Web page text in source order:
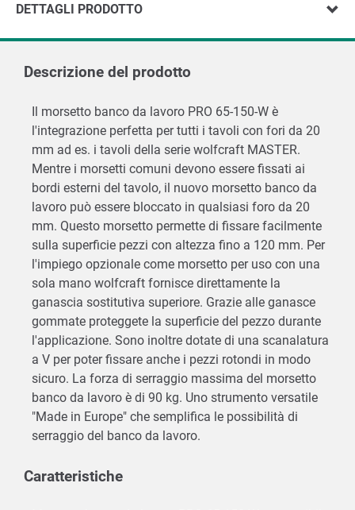
DETTAGLI PRODOTTO
Descrizione del prodotto
Il morsetto banco da lavoro PRO 65-150-W è
l'integrazione perfetta per tutti i tavoli con fori da 20
mm ad es. i tavoli della serie wolfcraft MASTER.
Mentre i morsetti comuni devono essere fissati ai
bordi esterni del tavolo, il nuovo morsetto banco da
lavoro può essere bloccato in qualsiasi foro da 20
mm. Questo morsetto permette di fissare facilmente
sulla superficie pezzi con altezza fino a 120 mm. Per
l'impiego opzionale come morsetto per uso con una
sola mano wolfcraft fornisce direttamente la
ganascia sostitutiva superiore. Grazie alle ganasce
gommate proteggete la superficie del pezzo durante
l'applicazione. Sono inoltre dotate di una scanalatura
a V per poter fissare anche i pezzi rotondi in modo
sicuro. La forza di serraggio massima del morsetto
banco da lavoro è di 90 kg. Uno strumento versatile
"Made in Europe" che semplifica le possibilità di
serraggio del banco da lavoro.
Caratteristiche